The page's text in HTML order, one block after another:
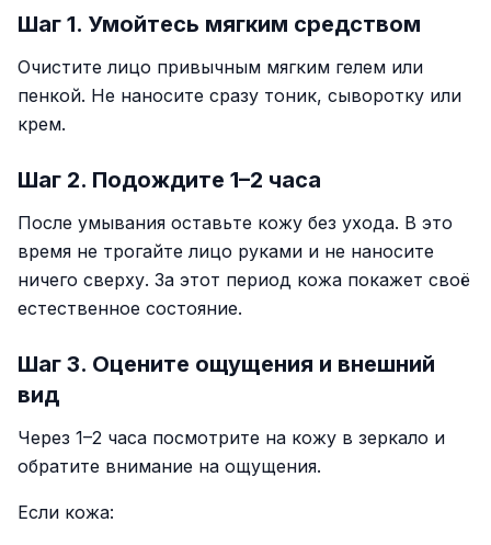
Шаг 1. Умойтесь мягким средством
Очистите лицо привычным мягким гелем или
пенкой. Не наносите сразу тоник, сыворотку или
крем.
Шаг 2. Подождите 1–2 часа
После умывания оставьте кожу без ухода. В это
время не трогайте лицо руками и не наносите
ничего сверху. За этот период кожа покажет своё
естественное состояние.
Шаг 3. Оцените ощущения и внешний
вид
Через 1–2 часа посмотрите на кожу в зеркало и
обратите внимание на ощущения.
Если кожа: